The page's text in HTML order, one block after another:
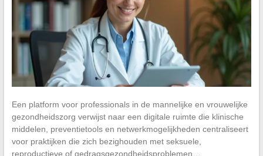
Een platform voor professionals in de mannelijke en vrouwelijke
gezondheidszorg verwijst naar een digitale ruimte die klinische
middelen, preventietools en netwerkmogelijkheden centraliseert
voor praktijken die zich bezighouden met seksuele,
reproductieve of gedragsgezondheidsproblemen…